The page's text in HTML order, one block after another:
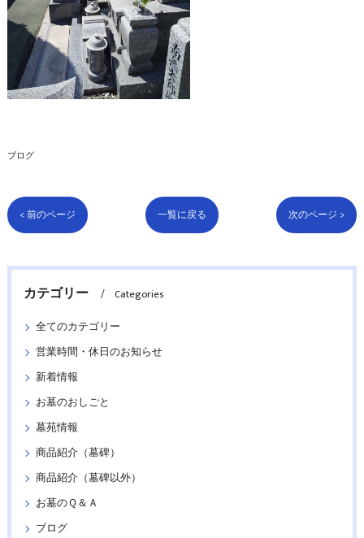
ブログ
< 前のページ 一覧に戻る 次のページ >
カテゴリー
Categories
全てのカテゴリー
営業時間・休日のお知らせ
新着情報
お墓のおしごと
墓苑情報
商品紹介（墓碑）
商品紹介（墓碑以外）
お墓のＱ＆Ａ
ブログ